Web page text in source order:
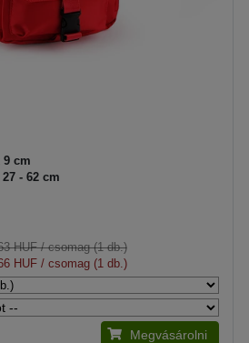
9 cm
27 - 62 cm
HUF/ csomag (1 db.)
HUF/ csomag (1 db.)
Megvásárolni